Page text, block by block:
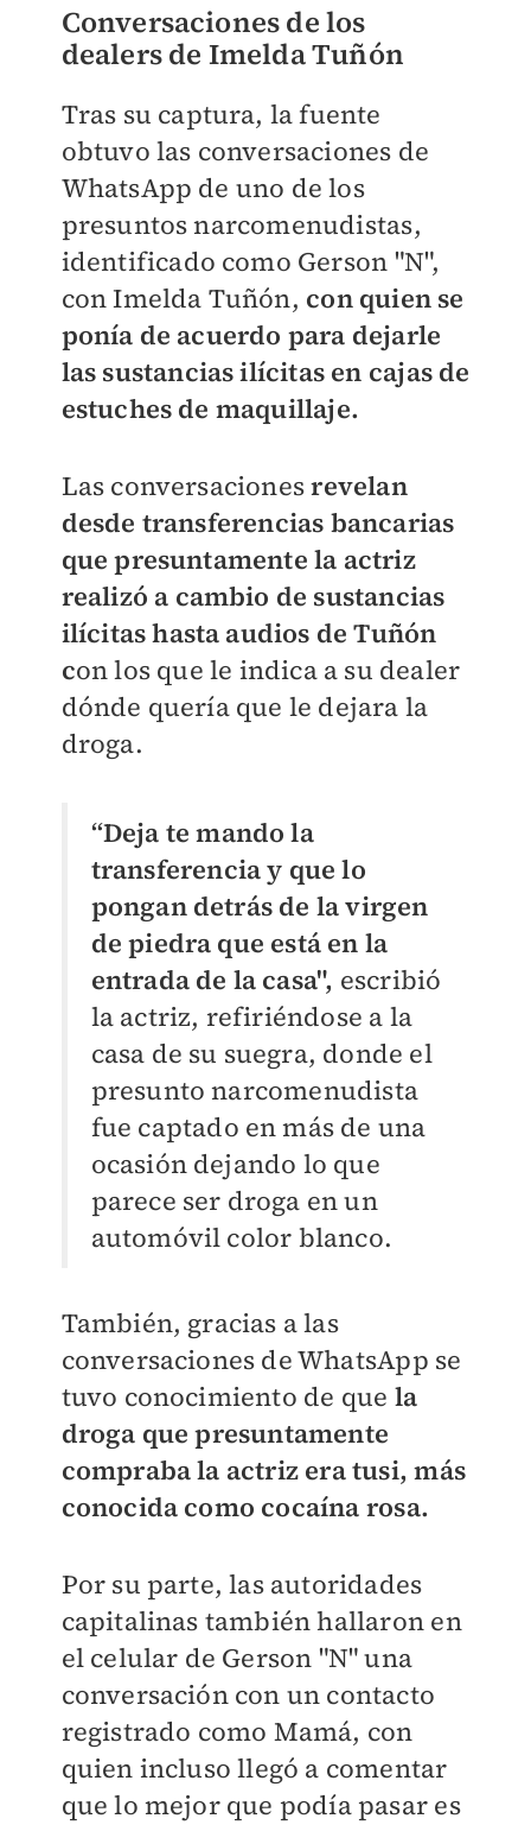
Conversaciones de los
dealers de Imelda Tuñón
Tras su captura, la fuente
obtuvo las conversaciones de
WhatsApp de uno de los
presuntos narcomenudistas,
identificado como Gerson "N",
con Imelda Tuñón, con quien se
ponía de acuerdo para dejarle
las sustancias ilícitas en cajas de
estuches de maquillaje.
Las conversacionesrevelan
desde transferencias bancarias
que presuntamente la actriz
realizó a cambio de sustancias
ilícitas hasta audios de Tuñón
con los que le indica a su dealer
dónde quería que le dejara la
droga.
“Deja te mando la
transferencia y que lo
pongan detrás de la virgen
de piedra que está en la
entrada de la casa", escribió
la actriz, refiriéndose a la
casa de su suegra, donde el
presunto narcomenudista
fue captado en más de una
ocasión dejando lo que
parece ser droga en un
automóvil color blanco.
También, gracias a las
conversaciones de WhatsApp se
tuvo conocimiento de que la
droga que presuntamente
compraba la actriz era tusi, más
conocida como cocaína rosa.
Por su parte, las autoridades
capitalinas también hallaron en
el celular de Gerson "N" una
conversación con un contacto
registrado como Mamá, con
quien incluso llegó a comentar
que lo mejor que podía pasar es